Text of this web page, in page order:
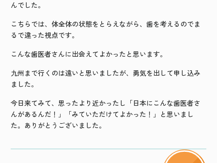
んでした。
こちらでは、体全体の状態をとらえながら、歯を考えるのでま
るで違った視点です。
こんな歯医者さんに出会えてよかったと思います。
九州まで行くのは遠いと思いましたが、勇気を出して申し込み
ました。
今日来てみて、思ったより近かったし「日本にこんな歯医者さ
んがあるんだ！」「みていただけてよかった！」と思いまし
た。ありがとうございました。